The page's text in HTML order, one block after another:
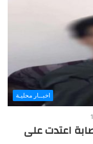
اخبــار محليـة
اعتدت على